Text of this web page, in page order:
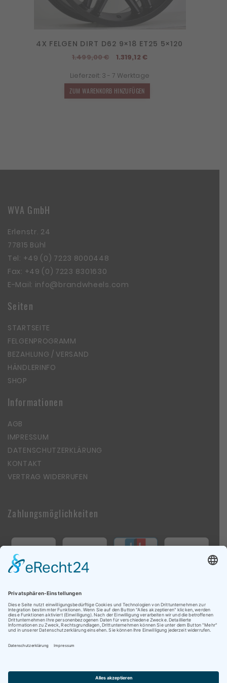
4X FELGEN DIRT D62 9×18 ET25 5×120
1.499,00€
Ursprünglicher
war:
1.499,00 €
1.319,12 €Aktueller
ist:
Lieferzeit: 3 - 7 Werktage
ZUM WARENKORB HINZUFÜGEN
WVA GmbH
Erlenstr. 24
77815 Bühl
Tel: +49 (0) 7223 8000448
Fax: +49 (0) 7223 8301630
E-Mail: info@brandwheels.com
Seiten
STARTSEITE
FELGENPROGRAMM
BEZAHLUNG / VERSAND
HÄNDLERINFO
SHOP
Informationen
AGB
IMPRESSUM
DATENSCHUTZERKLÄRUNG
KONTAKT
VERTRAG WIDERRUFEN
Zahlungsmöglichkeiten